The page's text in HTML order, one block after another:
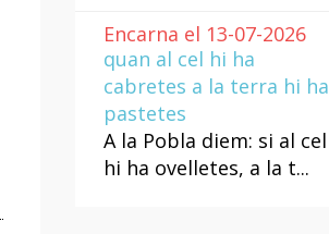
Encarna el 13-07-2026
quan al cel hi ha
cabretes a la terra hi ha
pastetes
A la Pobla diem: si al cel
hi ha ovelletes, a la t...